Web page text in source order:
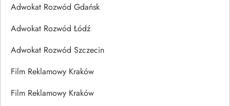
Adwokat Rozwód Gdańsk
Adwokat Rozwód Łódź
Adwokat Rozwód Szczecin
Film Reklamowy Kraków
Film Reklamowy Kraków